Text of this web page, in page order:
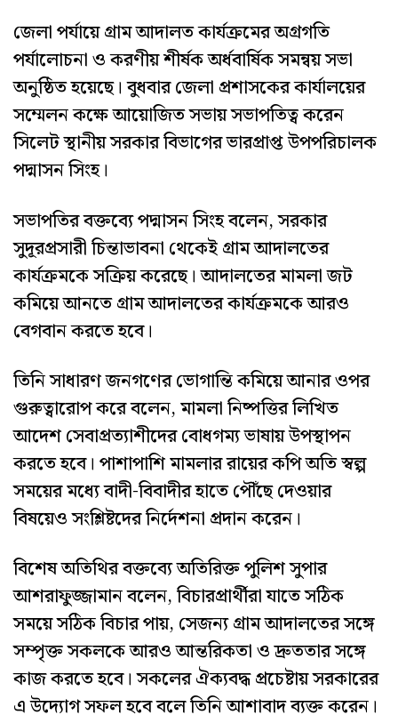
জেলা পর্যায়ে গ্রাম আদালত কার্যক্রমের অগ্রগতি
পর্যালোচনা ও করণীয় শীর্ষক অর্ধবার্ষিক সমন্বয় সভা
অনুষ্ঠিত হয়েছে। বুধবার জেলা প্রশাসকের কার্যালয়ের
সম্মেলন কক্ষে আয়োজিত সভায় সভাপতিত্ব করেন
সিলেট স্থানীয় সরকার বিভাগের ভারপ্রাপ্ত উপপরিচালক
পদ্মাসন সিংহ।
সভাপতির বক্তব্যে পদ্মাসন সিংহ বলেন, সরকার
সুদূরপ্রসারী চিন্তাভাবনা থেকেই গ্রাম আদালতের
কার্যক্রমকে সক্রিয় করেছে। আদালতের মামলা জট
কমিয়ে আনতে গ্রাম আদালতের কার্যক্রমকে আরও
বেগবান করতে হবে।
তিনি সাধারণ জনগণের ভোগান্তি কমিয়ে আনার ওপর
গুরুত্বারোপ করে বলেন, মামলা নিষ্পত্তির লিখিত
আদেশ সেবাপ্রত্যাশীদের বোধগম্য ভাষায় উপস্থাপন
করতে হবে। পাশাপাশি মামলার রায়ের কপি অতি স্বল্প
সময়ের মধ্যে বাদী-বিবাদীর হাতে পৌঁছে দেওয়ার
বিষয়েও সংশ্লিষ্টদের নির্দেশনা প্রদান করেন।
বিশেষ অতিথির বক্তব্যে অতিরিক্ত পুলিশ সুপার
আশরাফুজ্জামান বলেন, বিচারপ্রার্থীরা যাতে সঠিক
সময়ে সঠিক বিচার পায়, সেজন্য গ্রাম আদালতের সঙ্গে
সম্পৃক্ত সকলকে আরও আন্তরিকতা ও দ্রুততার সঙ্গে
কাজ করতে হবে। সকলের ঐক্যবদ্ধ প্রচেষ্টায় সরকারের
এ উদ্যোগ সফল হবে বলে তিনি আশাবাদ ব্যক্ত করেন।